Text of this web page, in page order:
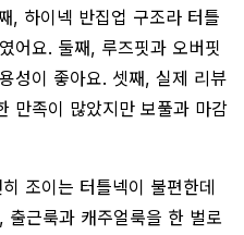
, 하이넥 반집업 구조라 터틀
어요. 둘째, 루즈핏과 오버핏
성이 좋아요. 셋째, 실제 리뷰
만족이 많았지만 보풀과 마감
조이는 터틀넥이 불편한데
출근룩과 캐주얼룩을 한 벌로